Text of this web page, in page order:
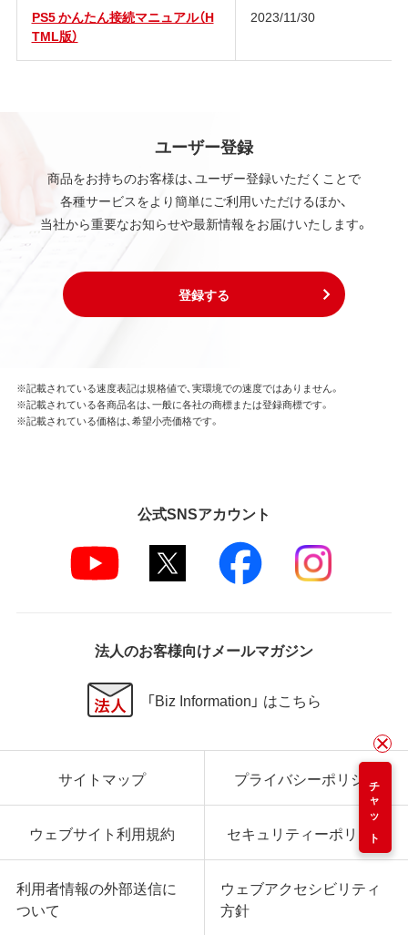
PS5 かんたん接続マニュアル（H
TML版）
2023/11/30
ユーザー登録
商品をお持ちのお客様は、ユーザー登録いただくことで
各種サービスをより簡単にご利用いただけるほか、
当社から重要なお知らせや最新情報をお届けいたします。
登録する
チャット
※記載されている速度表記は規格値で、実環境での速度ではありません。
※記載されている各商品名は、一般に各社の商標または登録商標です。
※記載されている価格は、希望小売価格です。
公式SNSアカウント
法人のお客様向けメールマガジン
「Biz Information」 はこちら
サイトマップ プライバシーポリシー
ウェブサイト利用規約 セキュリティーポリシー
利用者情報の外部送信に
ついて
ウェブアクセシビリティ
方針